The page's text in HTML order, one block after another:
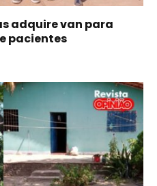
adquire van para
pacientes